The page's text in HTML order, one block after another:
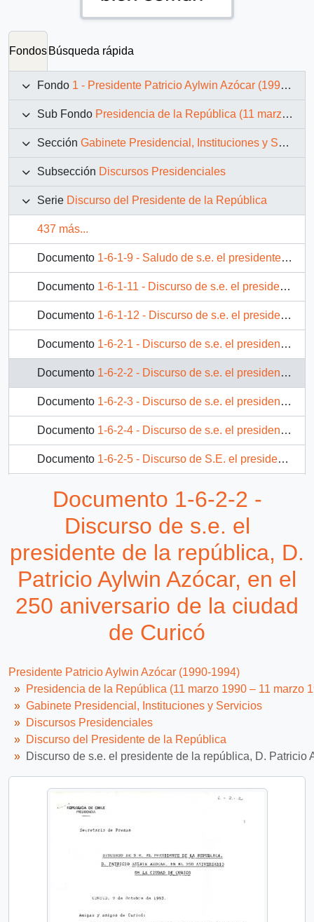
Fondos Búsqueda rápida
Fondo 1 - Presidente Patricio Aylwin Azócar (1990-1994)
Sub Fondo Presidencia de la República (11 marzo 1990 – 11 marzo 1994)
Sección Gabinete Presidencial, Instituciones y Servicios
Subsección Discursos Presidenciales
Serie Discurso del Presidente de la República
437 más...
Documento 1-6-1-9 - Saludo de s.e. el presidente de la república, D. Patricio Aylwin Azócar, a chilenos residentes en Canberra.
Documento 1-6-1-11 - Discurso de s.e. el presidente de la república, D. Patricio Aylwin Azócar, en almuerzo ofrecido por el primer ministro de Australia, en el parlamento
Documento 1-6-1-12 - Discurso de s.e. el presidente de la república, D. Patricio Aylwin Azócar, en seminario empresarial.
Documento 1-6-2-1 - Discurso de s.e. el presidente de la república, D. Patricio Aylwin Azócar, en Universidad la Trobe, Melbourne
Documento 1-6-2-2 - Discurso de s.e. el presidente de la república, D. Patricio Aylwin Azócar, en el 250 aniversario de la ciudad de Curicó
Documento 1-6-2-3 - Discurso de s.e. el presidente de la república, D. Patricio Aylwin Azócar, en cena en honor del presidente de México, D. Carlos salinas de Gortari.
Documento 1-6-2-4 - Discurso de s.e. el presidente de la república, D. Patricio Aylwin Azócar, en acto de presentación del libro "economía política de la transición", en el museo histórico nacional
Documento 1-6-2-5 - Discurso de S.E. el presidente de la república, D. Patricio Aylwin Azócar, en almuerzo con el presidente de México, D. Carlos Salinas de Gortari y empresarios.
61 más...
Documento 1-6-2-2 -
Discurso de s.e. el
presidente de la república, D.
Patricio Aylwin Azócar, en el
250 aniversario de la ciudad
de Curicó
Presidente Patricio Aylwin Azócar (1990-1994)
Presidencia de la República (11 marzo 1990 – 11 marzo
Gabinete Presidencial, Instituciones y Servicios
Discursos Presidenciales
Discurso del Presidente de la República
Discurso de s.e. el presidente de la república, D.